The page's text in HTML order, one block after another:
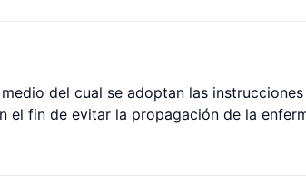
del cual se adoptan las
fin de evitar la propagación de la